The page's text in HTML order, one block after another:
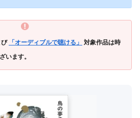
び 「オーディブルで聴ける」
対象作品は時
います。